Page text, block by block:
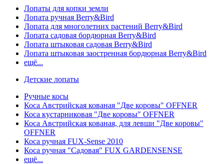
Лопаты для копки земли
Лопата ручная Berry&Bird
Лопата для многолетних растений Berry&Bird
Лопата садовая бордюрная Berry&Bird
Лопата штыковая садовая Berry&Bird
Лопата штыковая заостренная бордюрная Berry&Bird
ещё...
Детские лопаты
Ручные косы
Коса Австрийская кованая "Две коровы" OFFNER
Коса кустарниковая "Две коровы" OFFNER
Коса Австрийская кованая, для левши "Две коровы"
OFFNER
Коса ручная FUX-Sense 2010
Коса ручная "Садовая" FUX GARDENSENSE
ещё...